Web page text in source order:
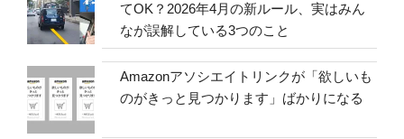
てOK？2026年4月の新ルール、実はみん
なが誤解している3つのこと
Amazonアソシエイトリンクが「欲しいも
のがきっと見つかります」ばかりになる